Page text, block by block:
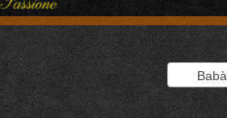
Babà